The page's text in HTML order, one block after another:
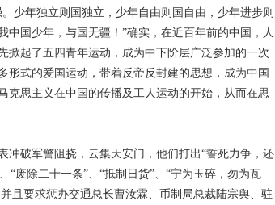
少年独立则国独立，少年自由则国自由，少年进步则
国少年，与国无疆！”确实，在近百年前的中国，人
掀起了五四青年运动，成为中下阶层广泛参加的一次
式的爱国运动，带着反帝反封建的思想，成为中国
克思主义在中国的传播及工人运动的开始，从而在思
破军警阻挠，云集天安门，他们打出“誓死力争，还
“废除二十一条”、“抵制日货”、“宁为玉碎，勿为瓦
且要求惩办交通总长曹汝霖、币制局总裁陆宗舆、驻